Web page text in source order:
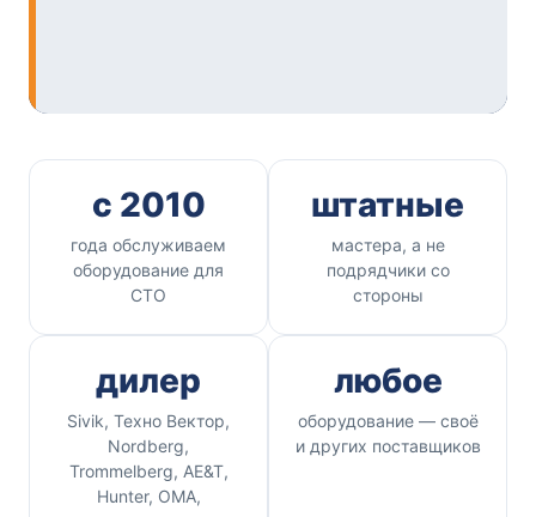
с 2010
года обслуживаем
оборудование для
СТО
штатные
мастера, а не
подрядчики со
стороны
дилер
Sivik, Техно Вектор,
Nordberg,
Trommelberg, AE&T,
Hunter, OMA,
любое
оборудование — своё
и других поставщиков